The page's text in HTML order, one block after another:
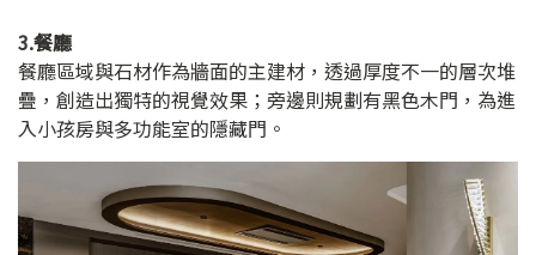
3.餐廳
餐廳區域與石材作為牆面的主建材，透過厚度不一的層次堆
疊，創造出獨特的視覺效果；旁邊則規劃有黑色木門，為進
入小孩房與多功能室的隱藏門。